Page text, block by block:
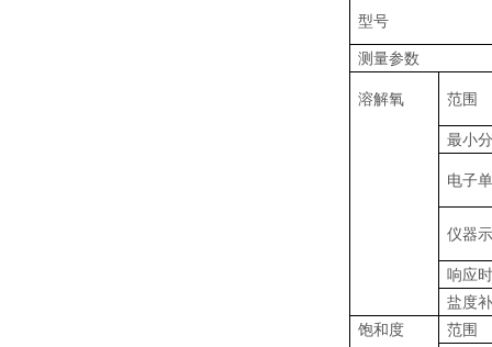
型号
测量参数
溶解氧 范围
最小
电子
仪器
响应
盐度
饱和度
范围